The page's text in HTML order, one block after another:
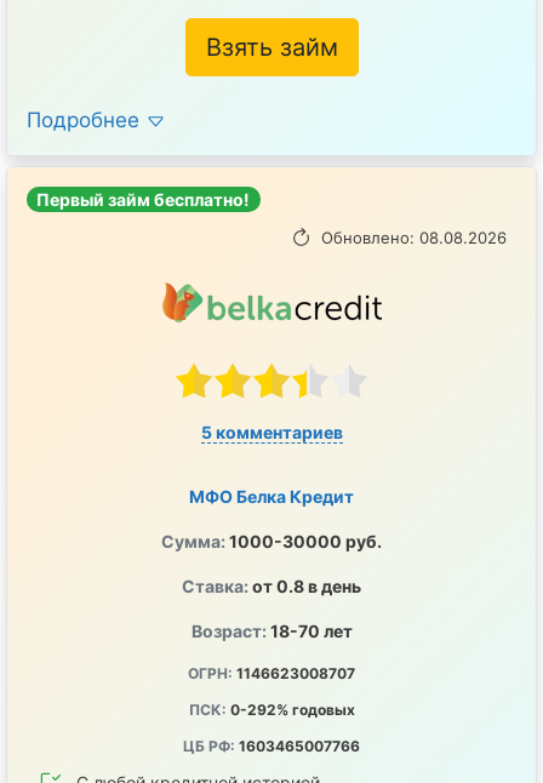
Взять займ
Подробнее
Первый займ бесплатно!
Обновлено: 08.08.2026
5 комментариев
МФО Белка Кредит
Сумма: 1000-30000 руб.
Ставка: от 0.8 в день
Возраст: 18-70 лет
ОГРН: 1146623008707
ПСК: 0-292% годовых
ЦБ РФ: 1603465007766